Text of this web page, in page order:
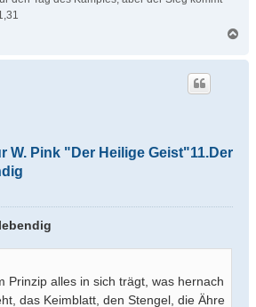
c
W. Pink "Der Heilige Geist"11.Der
Prinzip alles in sich trägt, was hernach
das Keimblatt, den Stengel, die Ähre